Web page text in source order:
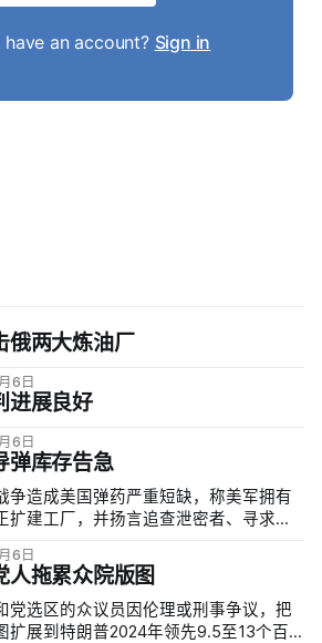
have an account? Sign in
俄两大炼油厂
6日
进展良好
6日
弹库存告急
争造成美国弹药严重短缺，称美军拥有
扩建工厂，并扬言追查泄密者、寻求长
战术导弹系统（ATACMS）与精确打
段高空区域防御系统（THAAD）拦
6日
人拖累众院版图
党选区的众议员因伦理或刑事争议，把
扩展到特朗普2024年领先9.5至13个百